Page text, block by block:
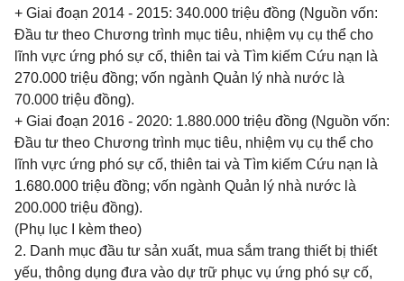
+ Giai đoạn 2014 - 2015: 340.000 triệu đồng (Nguồn vốn:
Đầu tư theo Chương trình mục tiêu, nhiệm vụ cụ thể cho
lĩnh vực ứng phó sự cố, thiên tai và Tìm kiếm Cứu nạn là
270.000 triệu đồng; vốn ngành Quản lý nhà nước là
70.000 triệu đồng).
+ Giai đoạn 2016 - 2020: 1.880.000 triệu đồng (Nguồn vốn:
Đầu tư theo Chương trình mục tiêu, nhiệm vụ cụ thể cho
lĩnh vực ứng phó sự cố, thiên tai và Tìm kiếm Cứu nạn là
1.680.000 triệu đồng; vốn ngành Quản lý nhà nước là
200.000 triệu đồng).
(Phụ lục I kèm theo)
2. Danh mục đầu tư sản xuất, mua sắm trang thiết bị thiết
yếu, thông dụng đưa vào dự trữ phục vụ ứng phó sự cố,